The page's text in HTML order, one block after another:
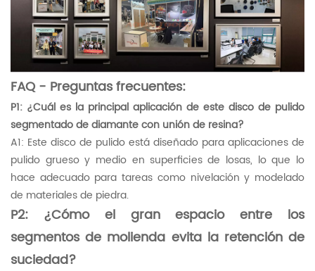
FAQ - Preguntas frecuentes:
P1: ¿Cuál es la principal aplicación de este disco de pulido
segmentado de diamante con unión de resina?
A1: Este disco de pulido está diseñado para aplicaciones de
pulido grueso y medio en superficies de losas, lo que lo
hace adecuado para tareas como nivelación y modelado
de materiales de piedra.
P2: ¿Cómo el gran espacio entre los
segmentos de molienda evita la retención de
suciedad?